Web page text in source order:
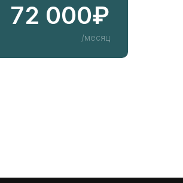
/месяц
72 000₽